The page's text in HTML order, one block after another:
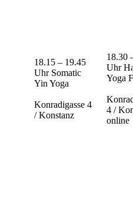
18.15 – 19.45
Uhr Somatic
Yin Yoga
Konradigasse 4
/ Konstanz
18.30
Uhr
Yoga
4 /
online